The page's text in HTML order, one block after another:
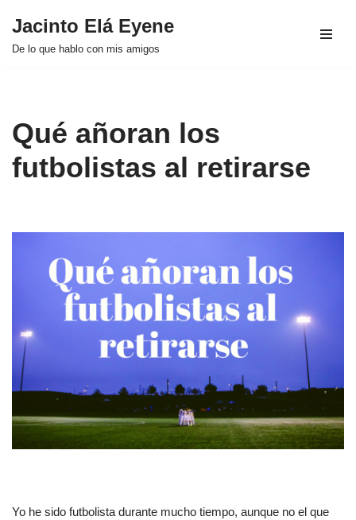
Saltar
Jacinto Elá Eyene
De lo que hablo con mis amigos
Qué añoran los
futbolistas al retirarse
Yo he sido futbolista durante mucho tiempo, aunque no el que